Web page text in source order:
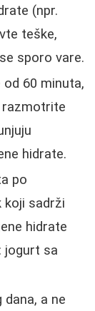
(npr.
teške,
sporo vare.
60 minuta,
razmotrite
hidrate.
po
koji sadrži
hidrate
jogurt sa
a ne